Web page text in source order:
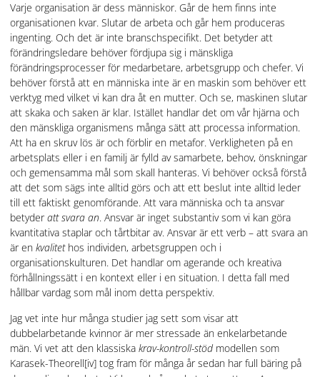
Varje organisation är dess människor. Går de hem finns inte
organisationen kvar. Slutar de arbeta och går hem produceras
ingenting. Och det är inte branschspecifikt. Det betyder att
förändringsledare behöver fördjupa sig i mänskliga
förändringsprocesser för medarbetare, arbetsgrupp och chefer. Vi
behöver förstå att en människa inte är en maskin som behöver ett
verktyg med vilket vi kan dra åt en mutter. Och se, maskinen slutar
att skaka och saken är klar. Istället handlar det om vår hjärna och
den mänskliga organismens många sätt att processa information.
Att ha en skruv lös är och förblir en metafor. Verkligheten på en
arbetsplats eller i en familj är fylld av samarbete, behov, önskningar
och gemensamma mål som skall hanteras. Vi behöver också förstå
att det som sägs inte alltid görs och att ett beslut inte alltid leder
till ett faktiskt genomförande. Att vara människa och ta ansvar
betyderatt svara an. Ansvar är inget substantiv som vi kan göra
kvantitativa staplar och tårtbitar av. Ansvar är ett verb – att svara an
är enkvalitet hos individen, arbetsgruppen och i
organisationskulturen. Det handlar om agerande och kreativa
förhållningssätt i en kontext eller i en situation. I detta fall med
hållbar vardag som mål inom detta perspektiv.
Jag vet inte hur många studier jag sett som visar att
dubbelarbetande kvinnor är mer stressade än enkelarbetande
män. Vi vet att den klassiskakrav-kontroll-stöd modellen som
Karasek-Theorell[iv] tog fram för många år sedan har full bäring på